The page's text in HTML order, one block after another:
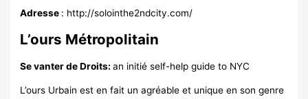
Adresse : http://solointhe2ndcity.com/
L’ours Métropolitain
Se vanter de Droits:an initié self-help guide to NYC
L’ours Urbain est en fait un agréable et unique en son genre